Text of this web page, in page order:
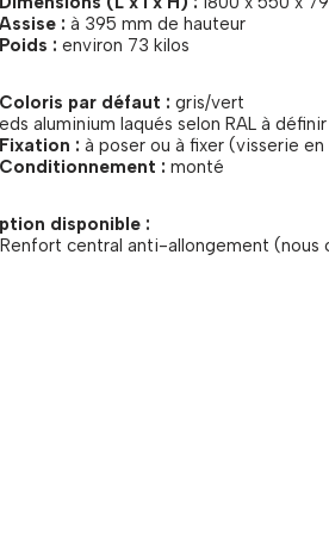
: à 395 mm de hauteur
: environ 73 kilos
par défaut : gris/vert
aluminium laqués selon RAL à définir
: à poser ou à fixer (visserie
: monté
disponible :
central anti-allongement (nous